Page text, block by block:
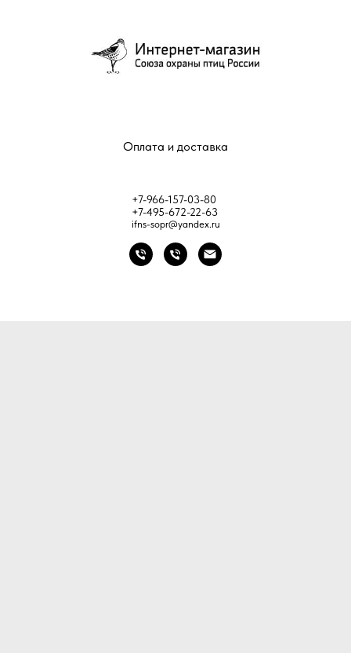
Оплата и доставка
+7-966-157-03-80
+7-495-672-22-63
ifns-sopr@yandex.ru